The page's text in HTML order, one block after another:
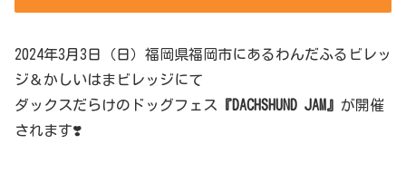
2024年3月3日（日）福岡県福岡市にあるわんだふるビレッ
ジ＆かしいはまビレッジにて
ダックスだらけのドッグフェス
『DACHSHUND JAM』 が開催
されます❣️